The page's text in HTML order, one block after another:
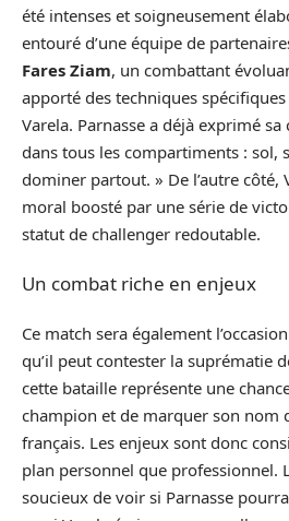
été intenses et soigneusement
entouré d’une équipe de
Fares Ziam, un combattant
apporté des techniques
Varela. Parnasse a déjà exprimé sa
dans tous les compartiments : sol,
dominer partout. » De l’autre côté,
moral boosté par une série de
statut de challenger redoutable.
Un combat riche en enjeux
Ce match sera également
qu’il peut contester la suprématie
cette bataille représente une
champion et de marquer son nom
français. Les enjeux sont donc
plan personnel que professionnel.
soucieux de voir si Parnasse